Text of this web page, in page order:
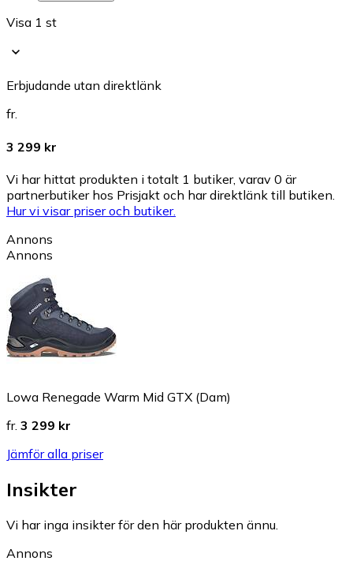
Visa 1 st
Erbjudande utan direktlänk
fr.
3 299 kr
Vi har hittat produkten i totalt 1 butiker, varav 0 är
partnerbutiker hos Prisjakt och har direktlänk till butiken.
Hur vi visar priser och butiker.
Annons
Annons
Lowa Renegade Warm Mid GTX (Dam)
fr. 3 299 kr
Jämför alla priser
Insikter
Vi har inga insikter för den här produkten ännu.
Annons